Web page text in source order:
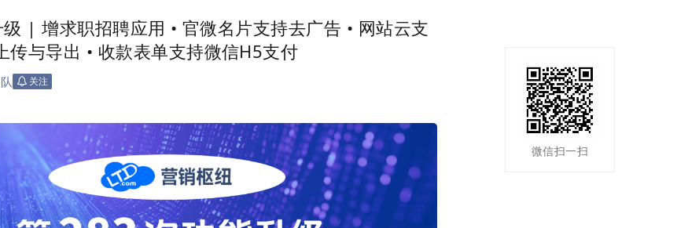
微信扫一扫
| 增求职招聘应用 • 官微名片支持去广告 • 网站云支
传与导出 • 收款表单支持微信H5支付
关注